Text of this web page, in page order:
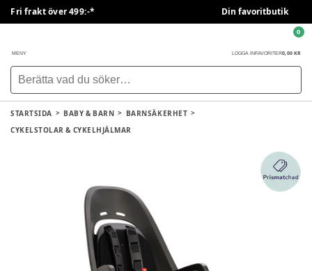
Fri frakt över 499:-* Din favoritbutik
MENY LOGGA IN FAVORITER0,00 KR
0
STARTSIDA BABY & BARN
BARNSÄKERHET
CYKELSTOLAR & CYKELHJÄLMAR